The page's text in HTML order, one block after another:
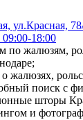
ул.Красная,
18:00
жалюзям,
жалюзях,
поиск с
шторы
и